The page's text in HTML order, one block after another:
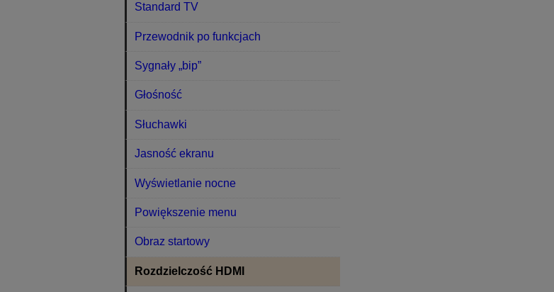
Standard TV
Przewodnik po funkcjach
Sygnały „bip”
Głośność
Słuchawki
Jasność ekranu
Wyświetlanie nocne
Powiększenie menu
Obraz startowy
Rozdzielczość HDMI